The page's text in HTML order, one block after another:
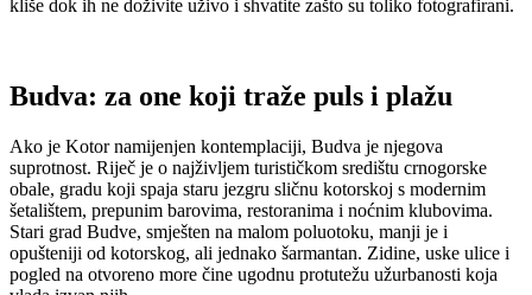
kliše dok ih ne doživite uživo i shvatite zašto su toliko fotografirani.
Budva: za one koji traže puls i plažu
Ako je Kotor namijenjen kontemplaciji, Budva je njegova
suprotnost. Riječ je o najživljem turističkom središtu crnogorske
obale, gradu koji spaja staru jezgru sličnu kotorskoj s modernim
šetalištem, prepunim barovima, restoranima i noćnim klubovima.
Stari grad Budve, smješten na malom poluotoku, manji je i
opušteniji od kotorskog, ali jednako šarmantan. Zidine, uske ulice i
pogled na otvoreno more čine ugodnu protutežu užurbanosti koja